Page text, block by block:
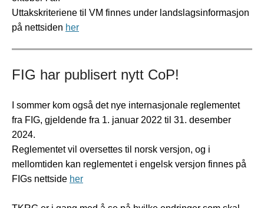
Uttakskriteriene til VM finnes under landslagsinformasjon
på nettsiden her
FIG har publisert nytt CoP!
I sommer kom også det nye internasjonale reglementet
fra FIG, gjeldende fra 1. januar 2022 til 31. desember
2024.
Reglementet vil oversettes til norsk versjon, og i
mellomtiden kan reglementet i engelsk versjon finnes på
FIGs nettside her